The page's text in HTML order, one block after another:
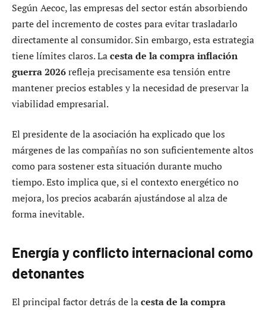
Según Aecoc, las empresas del sector están absorbiendo
parte del incremento de costes para evitar trasladarlo
directamente al consumidor. Sin embargo, esta estrategia
tiene límites claros. Lacesta de la compra inflación
guerra 2026refleja precisamente esa tensión entre
mantener precios estables y la necesidad de preservar la
viabilidad empresarial.
El presidente de la asociación ha explicado que los
márgenes de las compañías no son suficientemente altos
como para sostener esta situación durante mucho
tiempo. Esto implica que, si el contexto energético no
mejora, los precios acabarán ajustándose al alza de
forma inevitable.
Energía y conflicto internacional como
detonantes
El principal factor detrás de lacesta de la compra